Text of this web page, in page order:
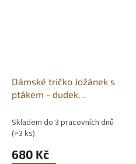
Dámské tričko Jožánek s
ptákem - dudek
Skladem do 3 pracovních dnů
(>3 ks)
680 Kč